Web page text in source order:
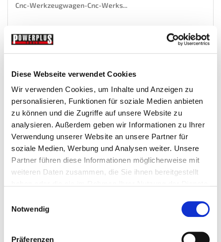
Diese Webseite verwendet Cookies
Wir verwenden Cookies, um Inhalte und Anzeigen zu
personalisieren, Funktionen für soziale Medien anbieten
zu können und die Zugriffe auf unsere Website zu
analysieren. Außerdem geben wir Informationen zu Ihrer
Verwendung unserer Website an unsere Partner für
soziale Medien, Werbung und Analysen weiter. Unsere
Partner führen diese Informationen möglicherweise mit
weiteren Daten zusammen, die Sie ihnen bereitgestellt
Notwendig
Präferenzen
Cnc-Werkzeugwagen-Cnc-Werks...
€ 2,75
Gewicht: 0.06 kg
Auf Lager
Mehr In den Warenkorb
Wunschliste